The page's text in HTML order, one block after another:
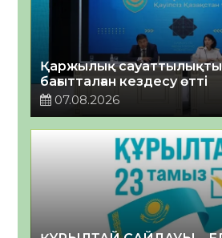
Қаржылық сауаттылықты
бағытталған кездесу өтті
07.08.2026